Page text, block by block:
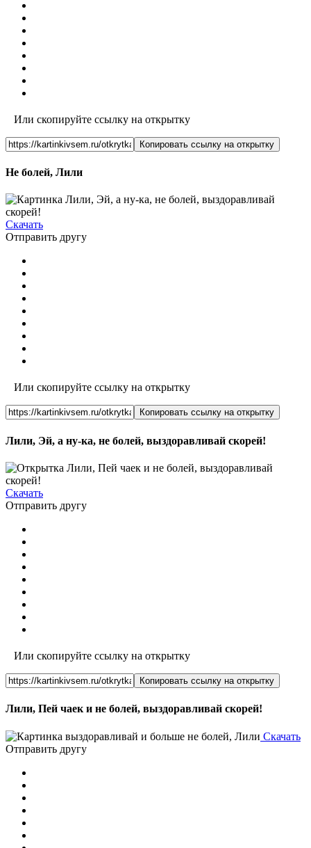
Или скопируйте ссылку на открытку
Копировать ссылку на открытку
Не болей, Лили
Скачать
Отправить другу
Или скопируйте ссылку на открытку
Копировать ссылку на открытку
Лили, Эй, а ну-ка, не болей, выздоравливай скорей!
Скачать
Отправить другу
Или скопируйте ссылку на открытку
Копировать ссылку на открытку
Лили, Пей чаек и не болей, выздоравливай скорей!
Скачать
Отправить другу